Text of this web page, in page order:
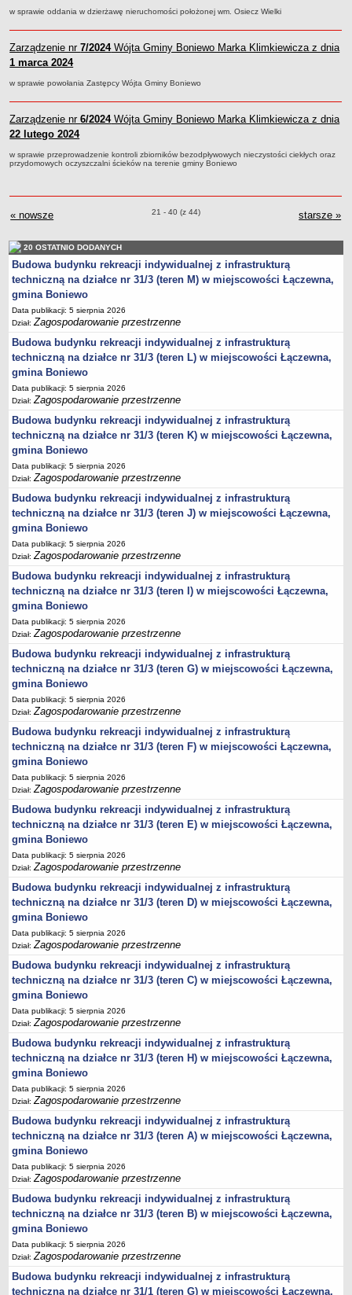
Lista lokalnych liderów
Podmioty realizujące usługi integracji społecznej w 2009
Wykaz usług społecznych
Plan utrwalania rezultatów
FUNDUSZ WSPARCIA
MIENIE KOMUNALNE
2006
2007
2010
POMOC PUBLICZNA
PUBLICZNIE DOSTĘPNY WYKAZ DANYCH ZAWIERAJĄCYCH INFORMACJE O
ŚRODOWISKU I JEGO OCHRONIE
Pliki do pobrania
Udostepnianie informacji o środowisku
Informacja o wykazie
harmonogram odbioru odpadów
GMINNY KOMITET OCHRONY PAMIĘCI WALK I MĘCZEŃSTWA
Plany pracy
Sprawozdania
PROGRAMY
Startegia Rozwoju Gminy Boniewo 2025-2034
Program Ochrony Środowiska dla Gminy Boniewo na lata 2024-2028
z perspektywą do 2032 roku
Program Gospodarki Odpadami
Plan odnowy sołectwa Boniewo
Gminna komisja Profilaktyki i Rozwiązywania Problemów
alkoholowych
Strategia Rozwiązywania Problemów Społecznych
Strategia Rozwoju Turystycznego Gminy Boniewo
Program współpracy z organizacjami pozarządowymi
Program profilaktyki i rozwiązywania problemów alkoholowych
Lokalny program rozwoju Gminy Boniewo na lata 2012-2020
PROGRAM USUWANIA AZBESTU I WYROBÓW
2013-2032
regulaminu utrzymania czystości i porządku na terenie Gminy
Boniewo
Plan Gospodarki Niskoemisyjnej dla Gminy Boniewo
GMINNY PROGRAM PRZECIWDZIAŁANIA PRZEMOCY W
RODZINIE ORAZ OCHRONY OFIAR PRZEMOCY W RODZINIE
Wieloletni program gospodarowania mieszkaniowym zasobem
Gminy Boniewo
Regulamin dostarczania wody i odprowadzania ścieków na terenie
Gminy Boniewo
PROGRAM OSŁONOWY W ZAKRESIE DOŻYWIANIA POSIŁEK W
SZKOLE I W DOMU
bezdomności zwierząt na terenie Gminy Boniewo
Gminny Program Opieki Nad Zabytkami Gminy Boniewo na lata
2023 - 2026
Program profilaktyki i wczesnego wykrywania osteoporozy wśród
mieszkańców Gminy Boniewo na lata 2023-2025”
Gminny Program Wspierania Rodziny dla Gminy Boniewo na lata
2024-2026
DRUKI
Oświadczenia majątkowe za 2025 rok
Kadencja 2024-2029
kadencja 2018-2023 - upływ kadencji rok 2024
Objęcie funkcji Kierownika USC
Objęcie stanowiska Zastępcy Wójta Gminy
Oświadczenia majątkowe za 2023 rok
Oświadczenia majątkowe za 2022 rok
Oświadczenia majątkowe za 2021
Zakończenie pełnienia funkcji Dyrektora Zespołu Szkół w Boniewie
w sprawie oddania w dzierżawę nieruchomości położonej wm. Osiecz Wielki
Zarządzenie nr7/2024Wójta Gminy Boniewo Marka Klimkiewicza z dnia
1 marca 2024
w sprawie powołania Zastępcy Wójta Gminy Boniewo
Zarządzenie nr6/2024Wójta Gminy Boniewo Marka Klimkiewicza z dnia
22 lutego 2024
w sprawie przeprowadzenie kontroli zbiorników bezodpływowych nieczystości ciekłych oraz
przydomowych oczyszczalni ścieków na terenie gminy Boniewo
« nowsze zarządzenia Wójta Gminy Boniewo Marek Klimkiewicz
Zarządzenia o pozycjach
21 - 40 (z 44) starsze »
20 OSTATNIO DODANYCH
Budowa budynku rekreacji indywidualnej z infrastrukturą
techniczną na działce nr 31/3 (teren M) w miejscowości Łączewna,
gmina Boniewo
Data publikacji: 5 sierpnia 2026
Dział:Zagospodarowanie przestrzenne
Budowa budynku rekreacji indywidualnej z infrastrukturą
techniczną na działce nr 31/3 (teren L) w miejscowości Łączewna,
gmina Boniewo
Data publikacji: 5 sierpnia 2026
Dział:Zagospodarowanie przestrzenne
Budowa budynku rekreacji indywidualnej z infrastrukturą
techniczną na działce nr 31/3 (teren K) w miejscowości Łączewna,
gmina Boniewo
Data publikacji: 5 sierpnia 2026
Dział:Zagospodarowanie przestrzenne
Budowa budynku rekreacji indywidualnej z infrastrukturą
techniczną na działce nr 31/3 (teren J) w miejscowości Łączewna,
gmina Boniewo
Data publikacji: 5 sierpnia 2026
Dział:Zagospodarowanie przestrzenne
Budowa budynku rekreacji indywidualnej z infrastrukturą
techniczną na działce nr 31/3 (teren I) w miejscowości Łączewna,
gmina Boniewo
Data publikacji: 5 sierpnia 2026
Dział:Zagospodarowanie przestrzenne
Budowa budynku rekreacji indywidualnej z infrastrukturą
techniczną na działce nr 31/3 (teren G) w miejscowości Łączewna,
gmina Boniewo
Data publikacji: 5 sierpnia 2026
Dział:Zagospodarowanie przestrzenne
Budowa budynku rekreacji indywidualnej z infrastrukturą
techniczną na działce nr 31/3 (teren F) w miejscowości Łączewna,
gmina Boniewo
Data publikacji: 5 sierpnia 2026
Dział:Zagospodarowanie przestrzenne
Budowa budynku rekreacji indywidualnej z infrastrukturą
techniczną na działce nr 31/3 (teren E) w miejscowości Łączewna,
gmina Boniewo
Data publikacji: 5 sierpnia 2026
Dział:Zagospodarowanie przestrzenne
Budowa budynku rekreacji indywidualnej z infrastrukturą
techniczną na działce nr 31/3 (teren D) w miejscowości Łączewna,
gmina Boniewo
Data publikacji: 5 sierpnia 2026
Dział:Zagospodarowanie przestrzenne
Budowa budynku rekreacji indywidualnej z infrastrukturą
techniczną na działce nr 31/3 (teren C) w miejscowości Łączewna,
gmina Boniewo
Data publikacji: 5 sierpnia 2026
Dział:Zagospodarowanie przestrzenne
Budowa budynku rekreacji indywidualnej z infrastrukturą
techniczną na działce nr 31/3 (teren H) w miejscowości Łączewna,
gmina Boniewo
Data publikacji: 5 sierpnia 2026
Dział:Zagospodarowanie przestrzenne
Budowa budynku rekreacji indywidualnej z infrastrukturą
techniczną na działce nr 31/3 (teren A) w miejscowości Łączewna,
gmina Boniewo
Data publikacji: 5 sierpnia 2026
Dział:Zagospodarowanie przestrzenne
Budowa budynku rekreacji indywidualnej z infrastrukturą
techniczną na działce nr 31/3 (teren B) w miejscowości Łączewna,
gmina Boniewo
Data publikacji: 5 sierpnia 2026
Dział:Zagospodarowanie przestrzenne
Budowa budynku rekreacji indywidualnej z infrastrukturą
techniczną na działce nr 31/1 (teren G) w miejscowości Łączewna,